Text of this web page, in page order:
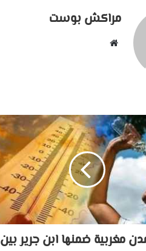
مراكش بوست
مغربية ضمنها ابن جرير بين